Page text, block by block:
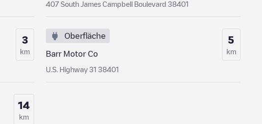
407 South James Campbell Boulevard 38401
3
km
Oberfläche
Barr Motor Co
U.S. Highway 31 38401
5
km
14
km